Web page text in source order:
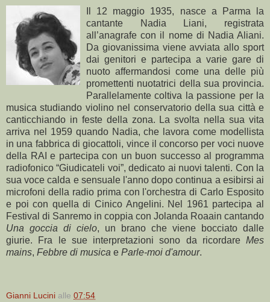
Il 12 maggio 1935, nasce a Parma la
cantante Nadia Liani, registrata
all’anagrafe con il nome di Nadia Aliani.
Da giovanissima viene avviata allo sport
dai genitori e partecipa a varie gare di
nuoto affermandosi come una delle più
promettenti nuotatrici della sua provincia.
Parallelamente coltiva la passione per la
musica studiando violino nel conservatorio della sua città e
canticchiando in feste della zona. La svolta nella sua vita
arriva nel 1959 quando Nadia, che lavora come modellista
in una fabbrica di giocattoli, vince il concorso per voci nuove
della RAI e partecipa con un buon successo al programma
radiofonico “Giudicateli voi”, dedicato ai nuovi talenti. Con la
sua voce calda e sensuale l'anno dopo continua a esibirsi ai
microfoni della radio prima con l'orchestra di Carlo Esposito
e poi con quella di Cinico Angelini. Nel 1961 partecipa al
Festival di Sanremo in coppia con Jolanda Roaain cantando
Una goccia di cielo, un brano che viene bocciato dalle
giurie. Fra le sue interpretazioni sono da ricordare Mes
mains, Febbre di musica e Parle-moi d'amour.
Gianni Lucini alle 07:54